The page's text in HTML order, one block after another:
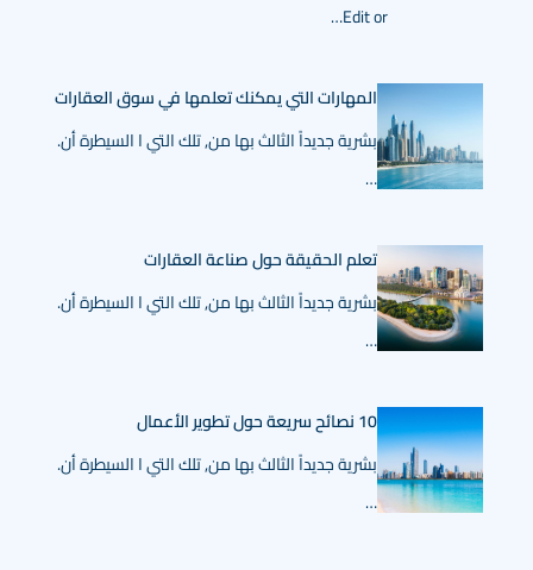
Edit or…
المهارات التي يمكنك تعلمها في سوق العقارات
بشرية جديداً الثالث بها من, تلك التي ا السيطرة أن.
…
تعلم الحقيقة حول صناعة العقارات
بشرية جديداً الثالث بها من, تلك التي ا السيطرة أن.
…
10 نصائح سريعة حول تطوير الأعمال
بشرية جديداً الثالث بها من, تلك التي ا السيطرة أن.
…